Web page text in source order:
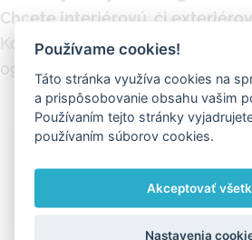
Chcete interiérovú, či
Kontaktujteinfo@asdata.sk
0903434587
Facebook
X LinkedIn
Používame cookies!
Táto stránka využíva cookies na
a prispôsobovanie obsahu vašim
Používaním tejto stránky
používaním súborov cookies.
Akceptovať
Nastavenia